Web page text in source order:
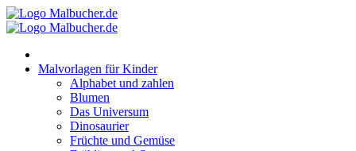
Zum
Inhalt
Malvorlagen für Kinder
Alphabet und zahlen
Blumen
Das Universum
Dinosaurier
Früchte und Gemüse